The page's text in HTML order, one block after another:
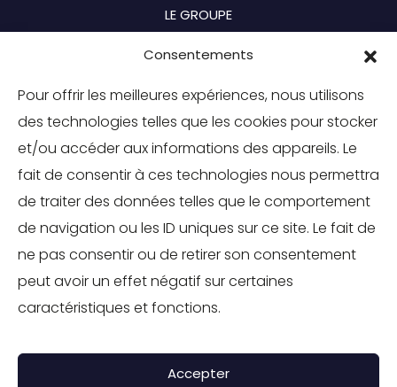
Consentements
Pour offrir les meilleures expériences, nous utilisons
des technologies telles que les cookies pour stocker
et/ou accéder aux informations des appareils. Le
fait de consentir à ces technologies nous permettra
de traiter des données telles que le comportement
de navigation ou les ID uniques sur ce site. Le fait de
ne pas consentir ou de retirer son consentement
peut avoir un effet négatif sur certaines
caractéristiques et fonctions.
Accepter
LE GROUPE
BRANCHES
MOBILITÉS
TOURISME
ENVIRONNEMENT
IMMOBILIER
SOCIÉTÉ À MISSION